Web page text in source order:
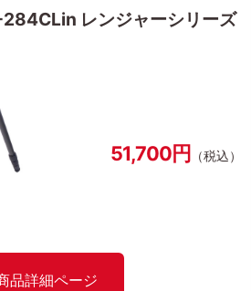
284CLin レンジャーシリーズ
51,700円 （税込）
品詳細ページ